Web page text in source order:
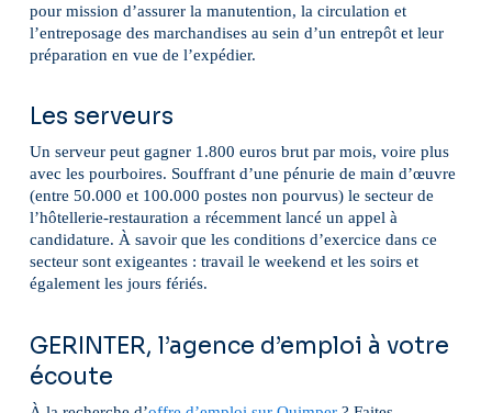
pour mission d’assurer la manutention, la circulation et
l’entreposage des marchandises au sein d’un entrepôt et leur
préparation en vue de l’expédier.
Les serveurs
Un serveur peut gagner 1.800 euros brut par mois, voire plus
avec les pourboires. Souffrant d’une pénurie de main d’œuvre
(entre 50.000 et 100.000 postes non pourvus) le secteur de
l’hôtellerie-restauration a récemment lancé un appel à
candidature. À savoir que les conditions d’exercice dans ce
secteur sont exigeantes : travail le weekend et les soirs et
également les jours fériés.
GERINTER, l’agence d’emploi à votre
écoute